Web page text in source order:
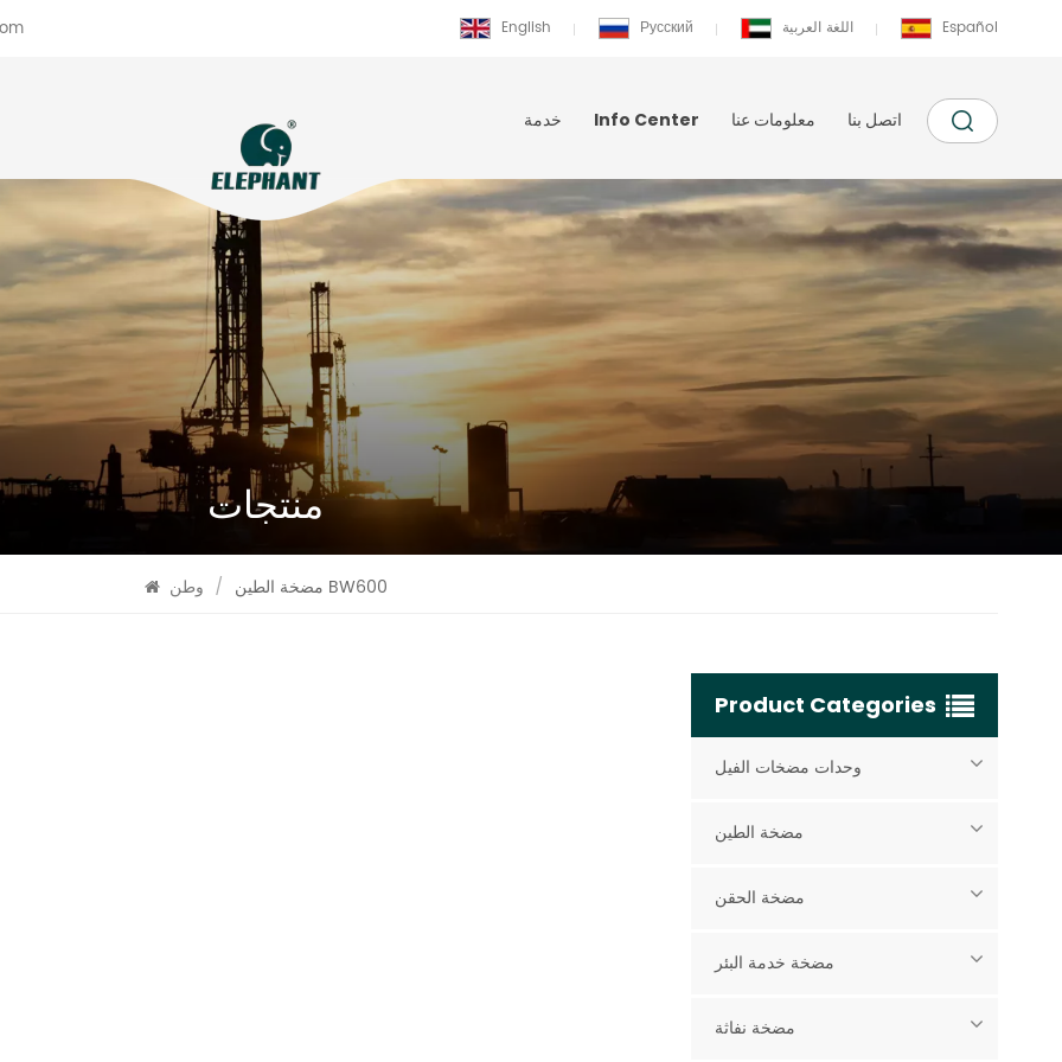
English Русский اللغة العربية Español
خدمة Info Center معلومات عنا اتصل بنا
منتجات
/ مضخة الطين BW600
Product Categories
وحدات مضخات الفيل
مضخة الطين
مضخة الحقن
مضخة خدمة البئر
مضخة نفاثة